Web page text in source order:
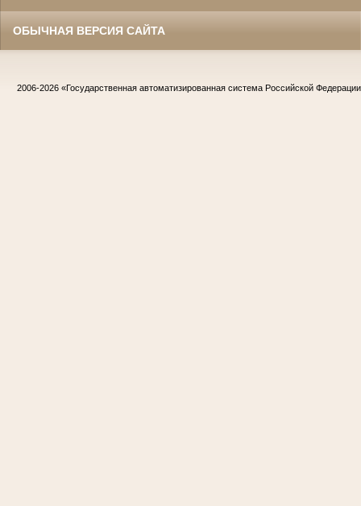
ОБЫЧНАЯ ВЕРСИЯ САЙТА
2006-2026 «Государственная автоматизированная система Российской